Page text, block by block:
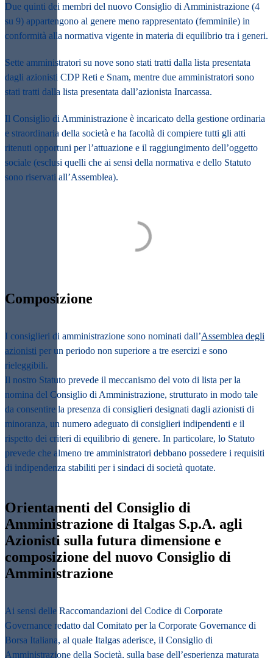
Due quinti dei membri del nuovo Consiglio di Amministrazione (4
su 9) appartengono al genere meno rappresentato (femminile) in
conformità alla normativa vigente in materia di equilibrio tra i generi.
Sette amministratori su nove sono stati tratti dalla lista presentata
dagli azionisti CDP Reti e Snam, mentre due amministratori sono
stati tratti dalla lista presentata dall’azionista Inarcassa.
Il Consiglio di Amministrazione è incaricato della gestione ordinaria
e straordinaria della società e ha facoltà di compiere tutti gli atti
ritenuti opportuni per l’attuazione e il raggiungimento dell’oggetto
sociale (esclusi quelli che ai sensi della normativa e dello Statuto
sono riservati all’Assemblea).
Composizione
I consiglieri di amministrazione sono nominati dall’Assemblea degli
azionisti per un periodo non superiore a tre esercizi e sono
rieleggibili.
Il nostro Statuto prevede il meccanismo del voto di lista per la
nomina del Consiglio di Amministrazione, strutturato in modo tale
da consentire la presenza di consiglieri designati dagli azionisti di
minoranza, un numero adeguato di consiglieri indipendenti e il
rispetto dei criteri di equilibrio di genere. In particolare, lo Statuto
prevede che almeno tre amministratori debbano possedere i requisiti
di indipendenza stabiliti per i sindaci di società quotate.
Orientamenti del Consiglio di
Amministrazione di Italgas S.p.A. agli
Azionisti sulla futura dimensione e
composizione del nuovo Consiglio di
Amministrazione
Ai sensi delle Raccomandazioni del Codice di Corporate
Governance redatto dal Comitato per la Corporate Governance di
Borsa Italiana, al quale Italgas aderisce, il Consiglio di
Amministrazione della Società, sulla base dell’esperienza maturata